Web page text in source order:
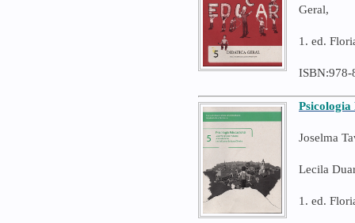
Geral,
1. ed.
ISBN:978-
Psicologia
Joselma
Lecila
1. ed.